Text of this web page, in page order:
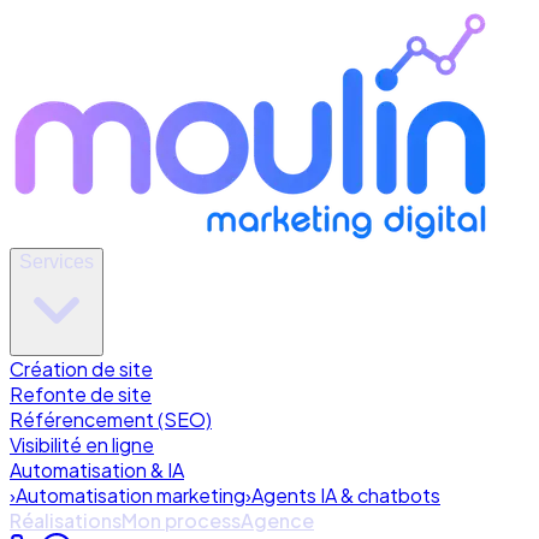
Services
Création de site
Refonte de site
Référencement (SEO)
Visibilité en ligne
Automatisation & IA
›Automatisation marketing›Agents IA & chatbots
RéalisationsMon processAgence